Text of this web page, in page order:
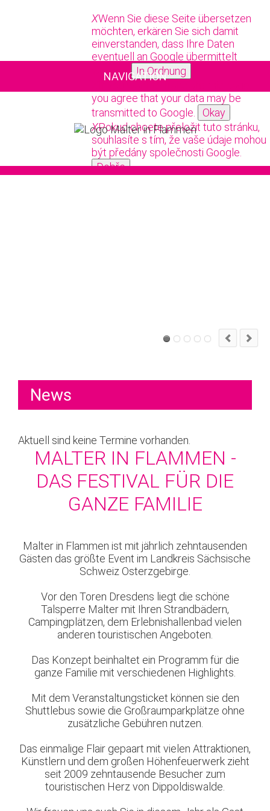
XWenn Sie diese Seite übersetzen
möchten, erkären Sie sich damit
einverstanden, dass Ihre Daten
eventuell an Google übermittelt
werden. In Ordnung
you agree that your data may be
transmitted to Google.
Okay
XPokud chcete přeložit tuto stránku,
souhlasíte s tím, že vaše údaje mohou
být předány společnosti Google.
Dobře
NAVIGATION
News
Aktuell sind keine Termine vorhanden.
MALTER IN FLAMMEN -
DAS FESTIVAL FÜR DIE
GANZE FAMILIE
Malter in Flammen ist mit jährlich zehntausenden
Gästen das größte Event im Landkreis Sächsische
Schweiz Osterzgebirge.
Vor den Toren Dresdens liegt die schöne
Talsperre Malter mit Ihren Strandbädern,
Campingplätzen, dem Erlebnishallenbad vielen
anderen touristischen Angeboten.
Das Konzept beinhaltet ein Programm für die
ganze Familie mit verschiedenen Highlights.
Mit dem Veranstaltungsticket können sie den
Shuttlebus sowie die Großraumparkplätze ohne
zusätzliche Gebühren nutzen.
Das einmalige Flair gepaart mit vielen Attraktionen,
Künstlern und dem großen Höhenfeuerwerk zieht
seit 2009 zehntausende Besucher zum
touristischen Herz von Dippoldiswalde.